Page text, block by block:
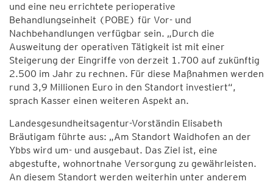
und eine neu errichtete perioperative
Behandlungseinheit (POBE) für Vor- und
Nachbehandlungen verfügbar sein. „Durch die
Ausweitung der operativen Tätigkeit ist mit einer
Steigerung der Eingriffe von derzeit 1.700 auf zukünftig
2.500 im Jahr zu rechnen. Für diese Maßnahmen werden
rund 3,9 Millionen Euro in den Standort investiert“,
sprach Kasser einen weiteren Aspekt an.
Landesgesundheitsagentur-Vorständin Elisabeth
Bräutigam führte aus: „Am Standort Waidhofen an der
Ybbs wird um- und ausgebaut. Das Ziel ist, eine
abgestufte, wohnortnahe Versorgung zu gewährleisten.
An diesem Standort werden weiterhin unter anderem